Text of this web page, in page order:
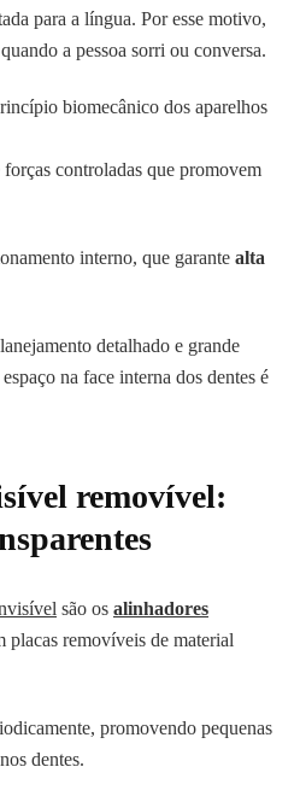
para a língua. Por esse motivo,
a pessoa sorri ou conversa.
biomecânico dos aparelhos
controladas que promovem
interno, que garante alta
detalhado e grande
na face interna dos dentes é
removível:
são os alinhadores
placas removíveis de material
promovendo pequenas
dentes.